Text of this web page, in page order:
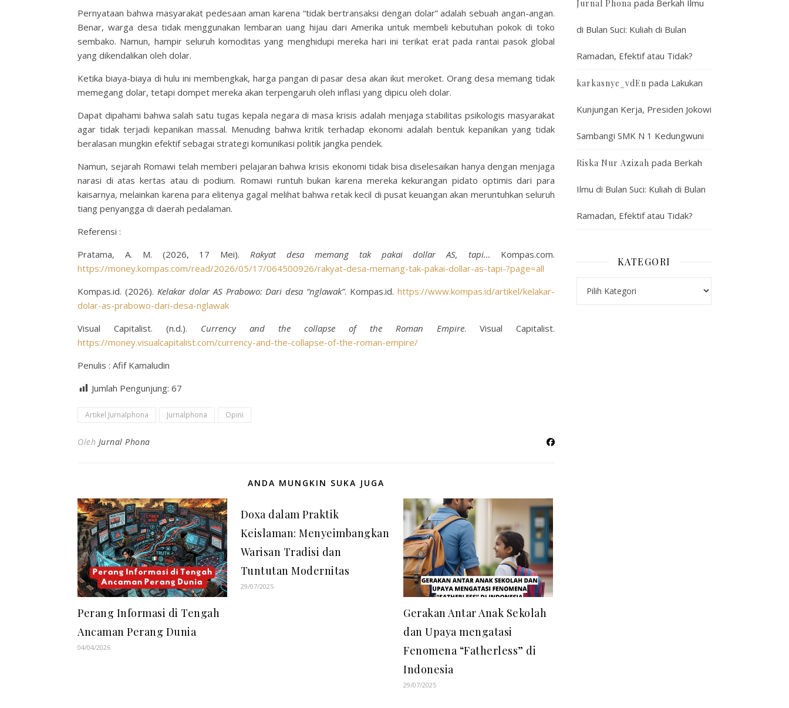
Pernyataan bahwa masyarakat pedesaan aman karena “tidak bertransaksi dengan dolar” adalah sebuah angan-angan.
Benar, warga desa tidak menggunakan lembaran uang hijau dari Amerika untuk membeli kebutuhan pokok di toko
sembako. Namun, hampir seluruh komoditas yang menghidupi mereka hari ini terikat erat pada rantai pasok global
yang dikendalikan oleh dolar.
Ketika biaya-biaya di hulu ini membengkak, harga pangan di pasar desa akan ikut meroket. Orang desa memang tidak
memegang dolar, tetapi dompet mereka akan terpengaruh oleh inflasi yang dipicu oleh dolar.
Dapat dipahami bahwa salah satu tugas kepala negara di masa krisis adalah menjaga stabilitas psikologis masyarakat
agar tidak terjadi kepanikan massal. Menuding bahwa kritik terhadap ekonomi adalah bentuk kepanikan yang tidak
beralasan mungkin efektif sebagai strategi komunikasi politik jangka pendek.
Namun, sejarah Romawi telah memberi pelajaran bahwa krisis ekonomi tidak bisa diselesaikan hanya dengan menjaga
narasi di atas kertas atau di podium. Romawi runtuh bukan karena mereka kekurangan pidato optimis dari para
kaisarnya, melainkan karena para elitenya gagal melihat bahwa retak kecil di pusat keuangan akan meruntuhkan seluruh
tiang penyangga di daerah pedalaman.
Referensi :
Pratama, A. M. (2026, 17 Mei).Rakyat desa memang tak pakai dollar AS, tapi… Kompas.com.
https://money.kompas.com/read/2026/05/17/064500926/rakyat-desa-memang-tak-pakai-dollar-as-tapi-?page=all
Kompas.id. (2026). Kelakar dolar AS Prabowo: Dari desa “nglawak”. Kompas.id.https://www.kompas.id/artikel/kelakar-
dolar-as-prabowo-dari-desa-nglawak
Visual Capitalist. (n.d.). Currency and the collapse of the Roman Empire. Visual Capitalist.
https://money.visualcapitalist.com/currency-and-the-collapse-of-the-roman-empire/
Penulis : Afif Kamaludin
Jumlah Pengunjung: 67
Artikel Jurnalphona Jurnalphona Opini
Oleh Jurnal Phona
ANDA MUNGKIN SUKA JUGA
Perang Informasi di Tengah
Ancaman Perang Dunia
04/04/2026
Doxa dalam Praktik
Keislaman: Menyeimbangkan
Warisan Tradisi dan
Tuntutan Modernitas
29/07/2025
Gerakan Antar Anak Sekolah
dan Upaya mengatasi
Fenomena “Fatherless” di
Indonesia
29/07/2025
Jurnal Phona pada Berkah Ilmu
di Bulan Suci: Kuliah di Bulan
Ramadan, Efektif atau Tidak?
karkasnye_vdEn pada Lakukan
Kunjungan Kerja, Presiden Jokowi
Sambangi SMK N 1 Kedungwuni
Riska Nur Azizah pada Berkah
Ilmu di Bulan Suci: Kuliah di Bulan
Ramadan, Efektif atau Tidak?
KATEGORI